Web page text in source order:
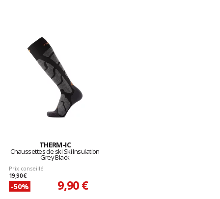
THERM-IC
Chaussettes de ski Ski Insulation
Grey Black
Prix conseillé
19,90 €
-50% 9,90 €